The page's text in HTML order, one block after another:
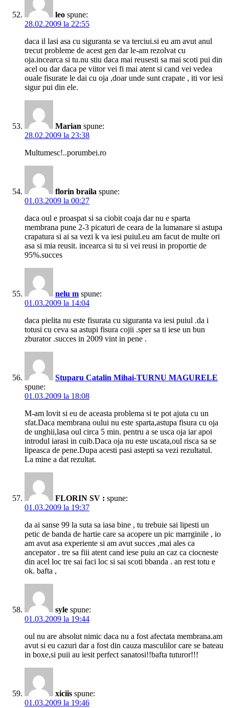
leo spune:
28.02.2009 la 22:55
daca il lasi asa cu siguranta se va terciui.si eu am avut anul
trecut probleme de acest gen dar le-am rezolvat cu
oja.incearca si tu.nu stiu daca mai reusesti sa mai scoti pui din
acel ou dar daca pe viitor vei fi mai atent si cand vei vedea
ouale fisurate le dai cu oja ,doar unde sunt crapate , iti vor iesi
sigur pui din ele.
Marian spune:
28.02.2009 la 23:38
Multumesc!..porumbei.ro
florin braila spune:
01.03.2009 la 00:27
daca oul e proaspat si sa ciobit coaja dar nu e sparta
membrana pune 2-3 picaturi de ceara de la lumanare si astupa
crapatura si ai sa vezi k va iesi puiul.eu am facut de multe ori
asa si mia reusit. incearca si tu si vei reusi in proportie de
95%.succes
nelu m spune:
01.03.2009 la 14:04
daca pielita nu este fisurata cu siguranta va iesi puiul .da i
totusi cu ceva sa astupi fisura cojii .sper sa ti iese un bun
zburator .succes in 2009 vint in pene .
Stuparu Catalin Mihai-TURNU MAGURELE
spune:
01.03.2009 la 18:08
M-am lovit si eu de aceasta problema si te pot ajuta cu un
sfat.Daca membrana oului nu este sparta,astupa fisura cu oja
de unghii,lasa oul circa 5 min. pentru a se usca oja iar apoi
introdul iarasi in cuib.Daca oja nu este uscata,oul risca sa se
lipeasca de pene.Dupa acesti pasi astepti sa vezi rezultatul.
La mine a dat rezultat.
FLORIN SV : spune:
01.03.2009 la 19:37
da ai sanse 99 la suta sa iasa bine , tu trebuie sai lipesti un
petic de banda de hartie care sa acopere un pic marrginile , io
am avut asa experiente si am avut succes ,mai ales ca
ancepator . tre sa fiii atent cand iese puiu an caz ca ciocneste
din acel loc tre sai faci loc si sai scoti bbanda . an rest totu e
ok. bafta ,
syle spune:
01.03.2009 la 19:44
oul nu are absolut nimic daca nu a fost afectata membrana.am
avut si eu cazuri dar a fost din cauza masculilor care se bateau
in boxe,si puii au iesit perfect sanatosi!!bafta tuturor!!!
xiciis spune:
01.03.2009 la 19:46